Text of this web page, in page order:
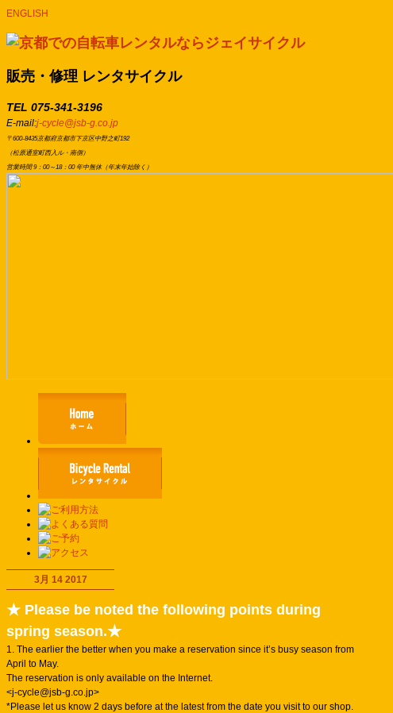
ENGLISH
販売・修理 レンタサイクル
TEL 075-341-3196
E-mail:j-cycle@jsb-g.co.jp
〒600-8435京都府京都市下京区中野之町192
（松原通室町西入ル・南側）
営業時間 9：00～18：00 年中無休（年末年始除く）
3月 14 2017
★ Please be noted the following points during
spring season.★
1. The earlier the better when you make a reservation since it’s busy season from
April to May.
The reservation is only available on the Internet.
<j-cycle@jsb-g.co.jp>
*Please let us know 2 days before at the latest from the date you visit to our shop.